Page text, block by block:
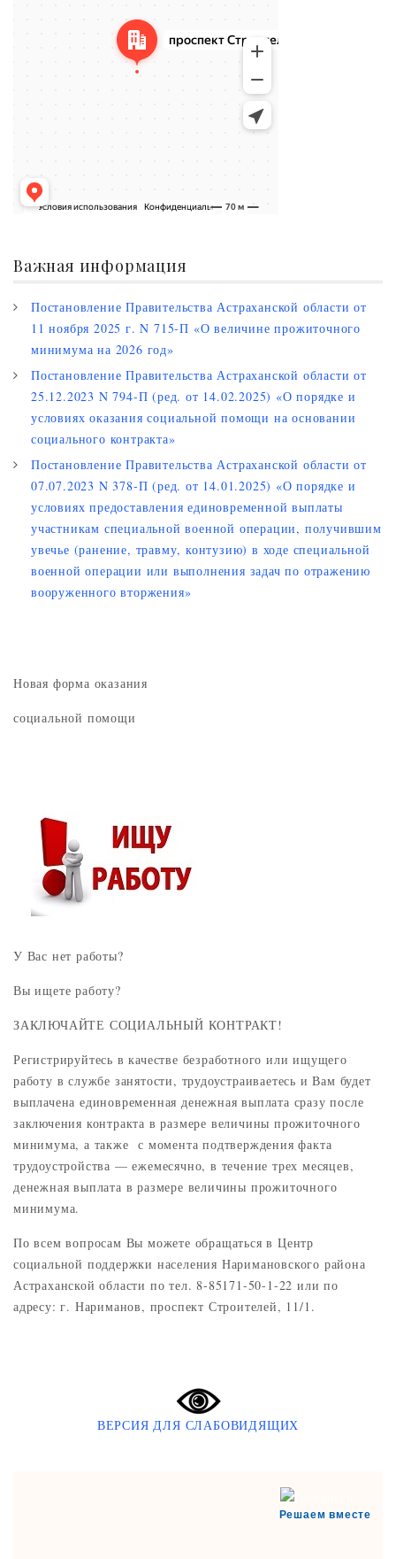
Важная информация
Постановление Правительства Астраханской области от
11 ноября 2025 г. N 715-П «О величине прожиточного
минимума на 2026 год»
Постановление Правительства Астраханской области от
25.12.2023 N 794-П (ред. от 14.02.2025) «О порядке и
условиях оказания социальной помощи на основании
социального контракта»
Постановление Правительства Астраханской области от
07.07.2023 N 378-П (ред. от 14.01.2025) «О порядке и
условиях предоставления единовременной выплаты
участникам специальной военной операции, получившим
увечье (ранение, травму, контузию) в ходе специальной
военной операции или выполнения задач по отражению
вооруженного вторжения»
Новая форма оказания
социальной помощи
У Вас нет работы?
Вы ищете работу?
ЗАКЛЮЧАЙТЕ СОЦИАЛЬНЫЙ КОНТРАКТ!
Регистрируйтесь в качестве безработного или ищущего
работу в службе занятости, трудоустраиваетесь и Вам будет
выплачена единовременная денежная выплата сразу после
заключения контракта в размере величины прожиточного
минимума, а также с момента подтверждения факта
трудоустройства — ежемесячно, в течение трех месяцев,
денежная выплата в размере величины прожиточного
минимума.
По всем вопросам Вы можете обращаться в Центр
социальной поддержки населения Наримановского района
Астраханской области по тел. 8-85171-50-1-22 или по
адресу: г. Нариманов, проспект Строителей, 11/1.
ВЕРСИЯ ДЛЯ СЛАБОВИДЯЩИХ
Решаем вместе